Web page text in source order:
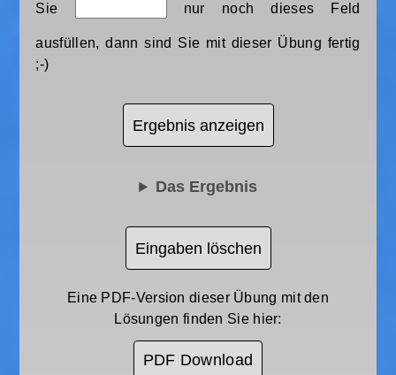
Sie nur noch dieses Feld
ausfüllen, dann sind Sie mit dieser Übung fertig
;-)
Ergebnis anzeigen
Das Ergebnis
Eingaben löschen
Eine PDF-Version dieser Übung mit den
Lösungen finden Sie hier:
PDF Download